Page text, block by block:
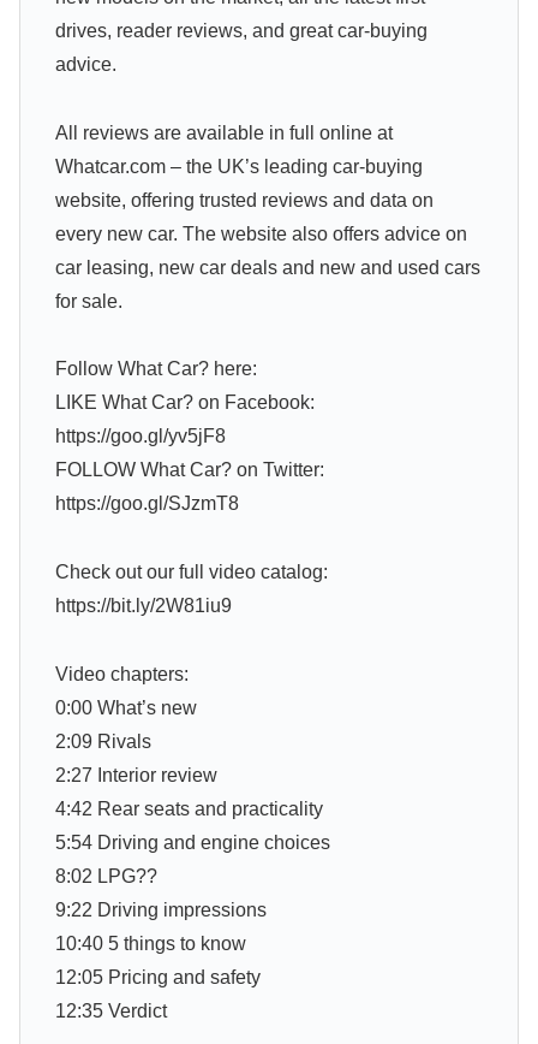
drives, reader reviews, and great car-buying
advice.
All reviews are available in full online at
Whatcar.com – the UK’s leading car-buying
website, offering trusted reviews and data on
every new car. The website also offers advice on
car leasing, new car deals and new and used cars
for sale.
Follow What Car? here:
LIKE What Car? on Facebook:
https://goo.gl/yv5jF8
FOLLOW What Car? on Twitter:
https://goo.gl/SJzmT8
Check out our full video catalog:
https://bit.ly/2W81iu9
Video chapters:
0:00 What’s new
2:09 Rivals
2:27 Interior review
4:42 Rear seats and practicality
5:54 Driving and engine choices
8:02 LPG??
9:22 Driving impressions
10:40 5 things to know
12:05 Pricing and safety
12:35 Verdict